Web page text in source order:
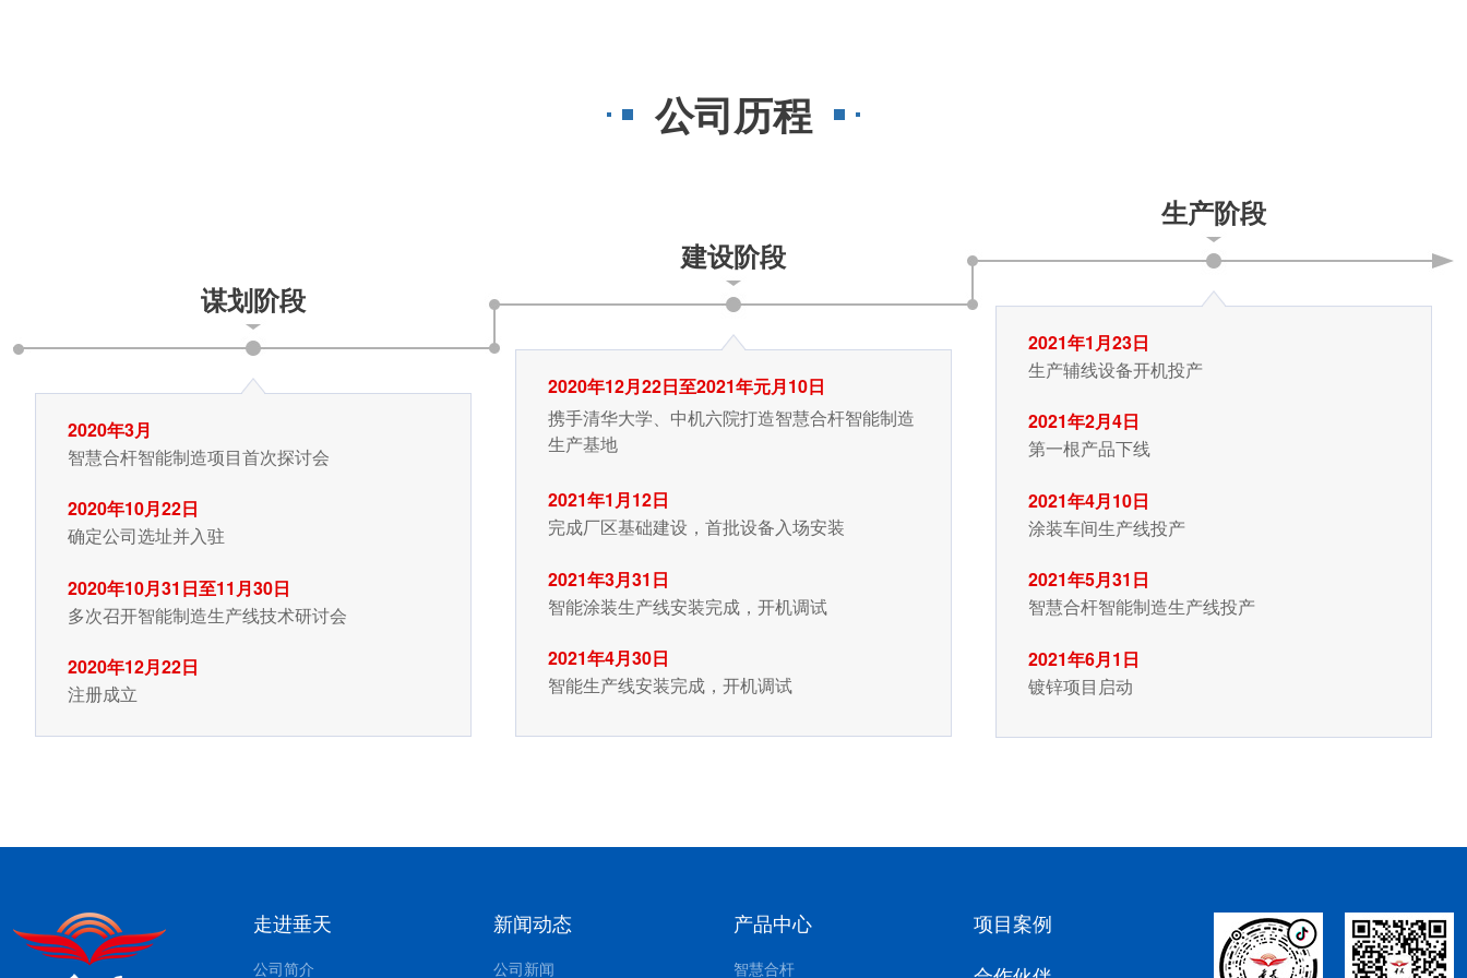
公司历程
谋划阶段
2020年3月
智慧合杆智能制造项目首次探讨会
2020年10月22日
确定公司选址并入驻
2020年10月31日至11月30日
多次召开智能制造生产线技术研讨会
2020年12月22日
注册成立
建设阶段
2020年12月22日至2021年元月10日
携手清华大学、中机六院打造智慧合杆智能制造
生产基地
2021年1月12日
完成厂区基础建设，首批设备入场安装
2021年3月31日
智能涂装生产线安装完成，开机调试
2021年4月30日
智能生产线安装完成，开机调试
生产阶段
2021年1月23日
生产辅线设备开机投产
2021年2月4日
第一根产品下线
2021年4月10日
涂装车间生产线投产
2021年5月31日
智慧合杆智能制造生产线投产
2021年6月1日
镀锌项目启动
走进垂天
公司简介
新闻动态
公司新闻
产品中心
智慧合杆
项目案例